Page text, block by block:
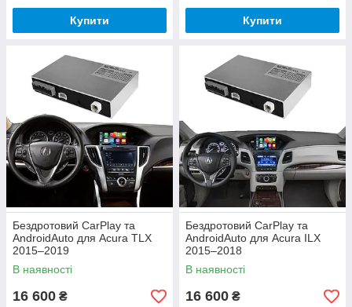
Купити Купити
Бездротовий CarPlay та
AndroidAuto для Acura TLX
2015–2019
В наявності
16 600 ₴
Бездротовий CarPlay та
AndroidAuto для Acura ILX
2015–2018
В наявності
16 600 ₴